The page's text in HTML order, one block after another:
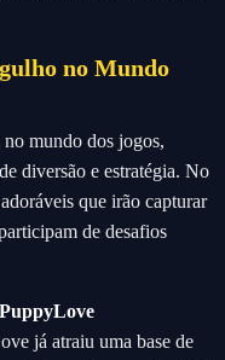
no Mundo
mundo dos jogos,
diversão e estratégia. No
que irão capturar
de desafios
já atraiu uma base de